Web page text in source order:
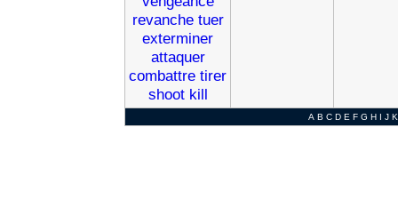
revanche tuer
exterminer
attaquer
combattre tirer
shoot kill
A B C D E F G H I J K